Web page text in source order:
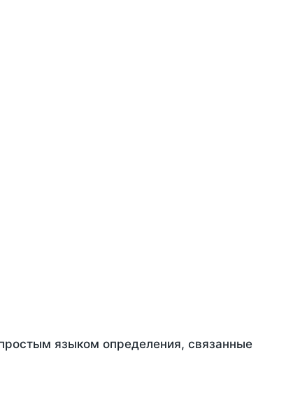
языком определения, связанные